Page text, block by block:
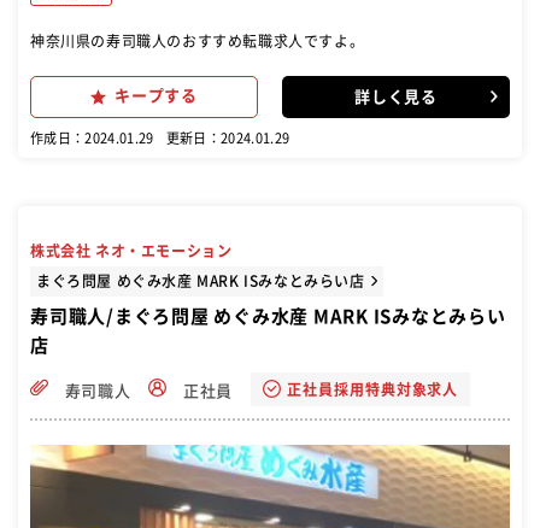
神奈川県の寿司職人のおすすめ転職求人ですよ。
キープする 詳しく見る
作成日：2024.01.29 更新日：2024.01.29
株式会社 ネオ・エモーション
まぐろ問屋 めぐみ水産 MARK ISみなとみらい店
寿司職人/まぐろ問屋 めぐみ水産 MARK ISみなとみらい
店
寿司職人 正社員 正社員採用特典対象求人